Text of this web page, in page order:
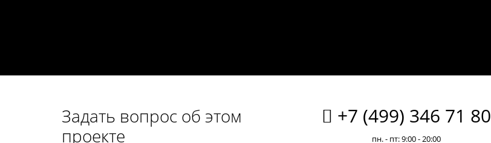
Задать вопрос об этом
проекте
+7 (499) 346 71 80
пн. - пт: 9:00 - 20:00